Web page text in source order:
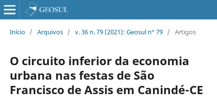
Início / Arquivos / v. 36 n. 79 (2021): Geosul n° 79 / Artigos
O circuito inferior da economia
urbana nas festas de São
Francisco de Assis em Canindé-CE